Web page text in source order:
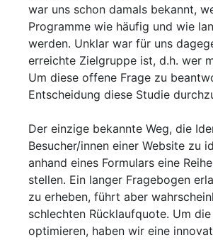
war uns schon damals bekannt,
Programme wie häufig und wie
werden. Unklar war für uns
erreichte Zielgruppe ist, d.h. wer
Um diese offene Frage zu
Entscheidung diese Studie
Der einzige bekannte Weg, die
Besucher/innen einer Website zu
anhand eines Formulars eine
stellen. Ein langer Fragebogen
zu erheben, führt aber
schlechten Rücklaufquote. Um
optimieren, haben wir eine